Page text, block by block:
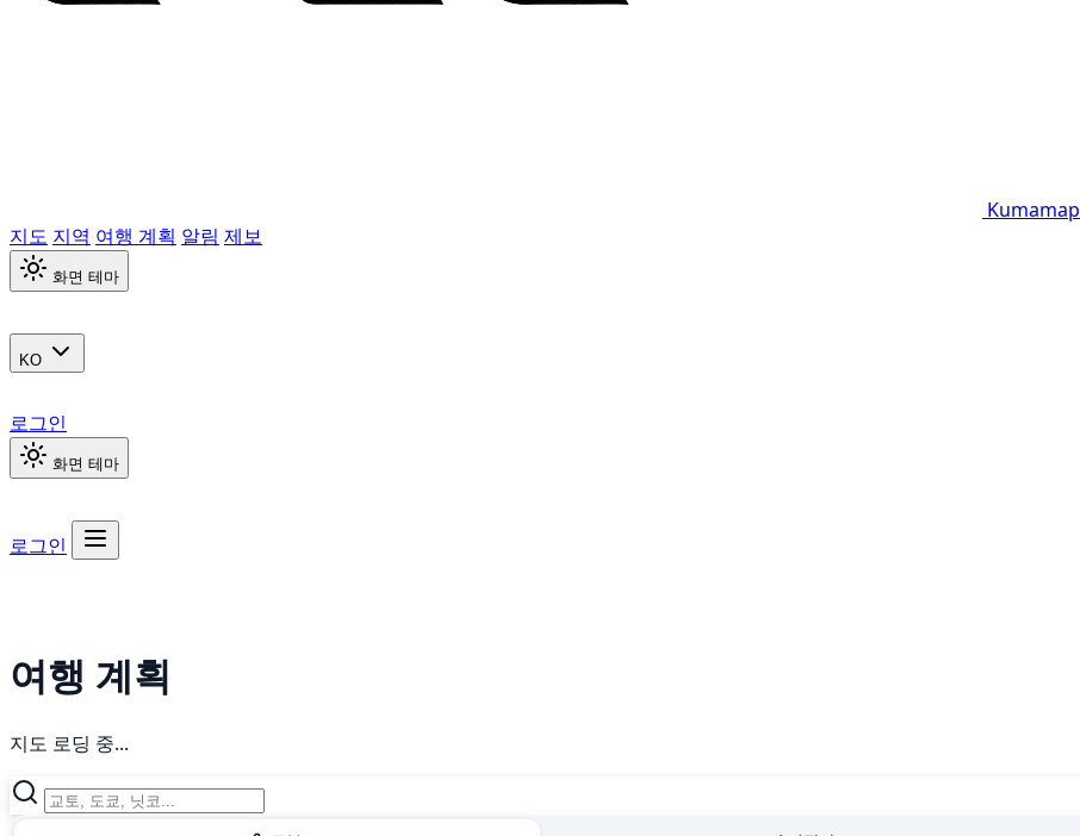
Kumamap
지도 지역 여행 계획 알림 제보
화면 테마
KO
로그인
화면 테마
로그인
여행 계획
지도 로딩 중...